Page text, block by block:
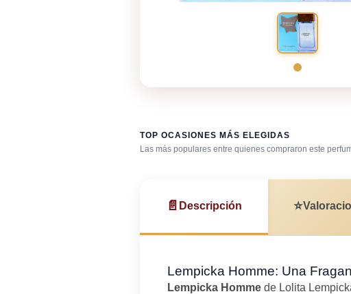
TOP OCASIONES MÁS ELEGIDAS
Las más populares entre quienes compraron este
Cena romántica
📄 Descripción ⭐
Lempicka Homme: Una
Lempicka Homme de Lolita